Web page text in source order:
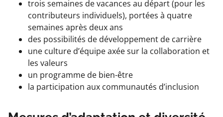
trois semaines de vacances au départ (pour les
contributeurs individuels), portées à quatre
semaines après deux ans
des possibilités de développement de carrière
une culture d’équipe axée sur la collaboration et
les valeurs
un programme de bien-être
la participation aux communautés d’inclusion